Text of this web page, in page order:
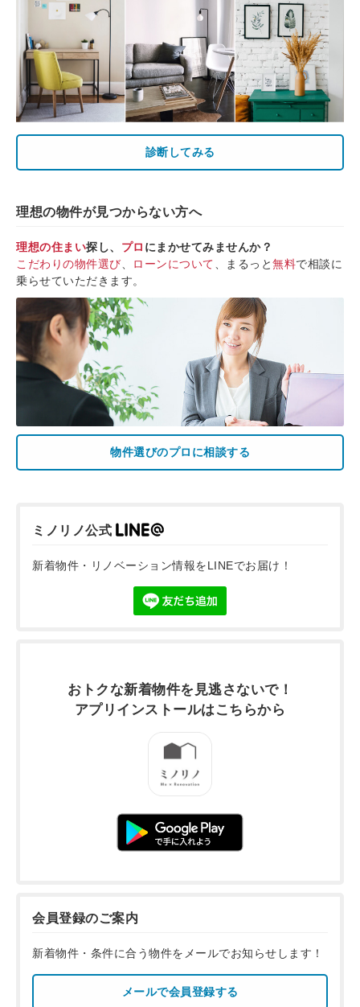
診断してみる
理想の物件が見つからない方へ
理想の住まい探し、 プロ にまかせてみませんか？
こだわりの物件選び
ローンについて 、まるっと無料で相談に
乗らせていただきます。
物件選びのプロに相談する
ミノリノ公式
新着物件・リノベーション情報をLINEでお届け！
おトクな新着物件を 見逃さないで！
アプリインストールはこちらから
会員登録のご案内
新着物件・条件に合う物件をメールでお知らせします！
メールで会員登録する